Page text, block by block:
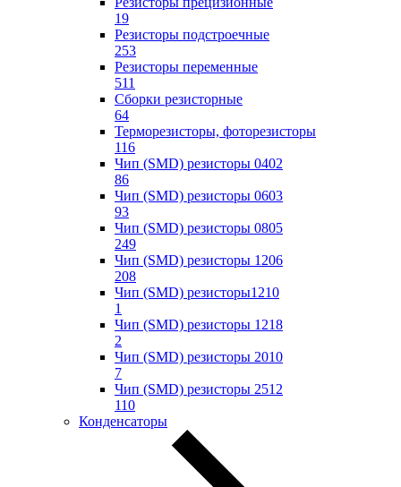
19
Резисторы подстроечные
253
Резисторы переменные
511
Сборки резисторные
64
Терморезисторы, фоторезисторы
116
Чип (SMD) резисторы 0402
86
Чип (SMD) резисторы 0603
93
Чип (SMD) резисторы 0805
249
Чип (SMD) резисторы 1206
208
Чип (SMD) резисторы1210
1
Чип (SMD) резисторы 1218
2
Чип (SMD) резисторы 2010
7
Чип (SMD) резисторы 2512
110
Конденсаторы